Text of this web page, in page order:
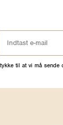
til at vi må